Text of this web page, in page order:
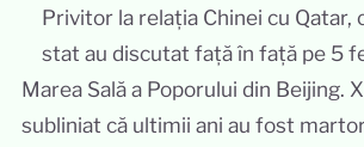
Privitor la relația Chinei cu Qatar,
stat au discutat față în față pe 5
Marea Sală a Poporului din Beijing.
subliniat că ultimii ani au fost